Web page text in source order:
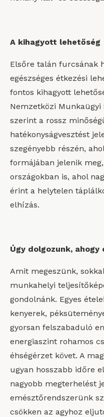
A kihagyott lehetőség
Elsőre talán furcsának
egészséges étkezési
fontos kihagyott
Nemzetközi Munkaügyi
szerint a rossz
hatékonyságvesztést
szegényebb részén,
formájában jelenik
országokban is, ahol
érint a helytelen
elhízás.
Úgy dolgozunk, ahogy
Amit megeszünk,
munkahelyi
gondolnánk. Egyes
kenyerek,
gyorsan felszabaduló
energiaszint rohamos
éhségérzet követ. A
ugyan hosszabb időre
nagyobb megterhelést
emésztőrendszerünk
csökken az agyhoz